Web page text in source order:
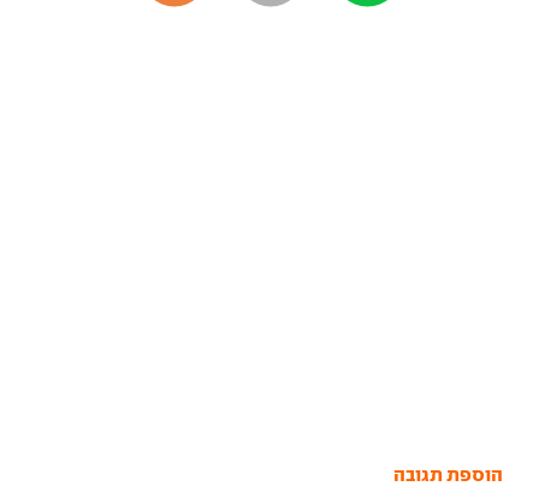
הוספת תגובה